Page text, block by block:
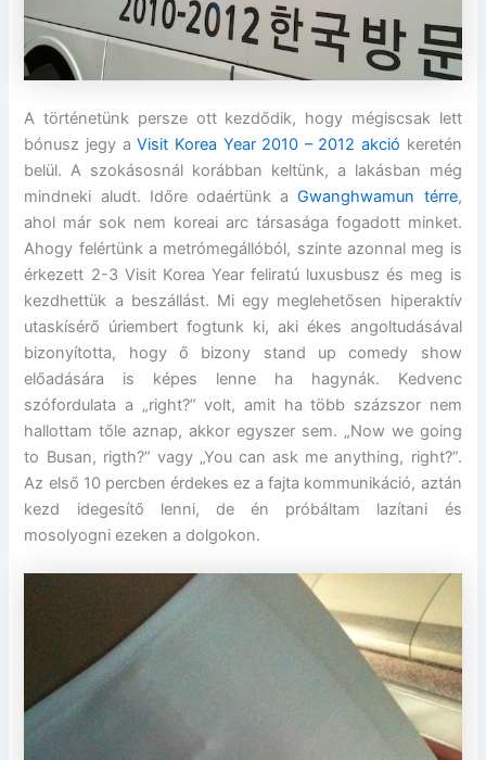
A történetünk persze ott kezdődik, hogy mégiscsak lett
bónusz jegy aVisit Korea Year 2010 – 2012 akció keretén
belül. A szokásosnál korábban keltünk, a lakásban még
mindneki aludt. Időre odaértünk aGwanghwamun térre,
ahol már sok nem koreai arc társasága fogadott minket.
Ahogy felértünk a metrómegállóból, szinte azonnal meg is
érkezett 2-3 Visit Korea Year feliratú luxusbusz és meg is
kezdhettük a beszállást. Mi egy meglehetősen hiperaktív
utaskísérő úriembert fogtunk ki, aki ékes angoltudásával
bizonyította, hogy ő bizony stand up comedy show
előadására is képes lenne ha hagynák. Kedvenc
szófordulata a „right?” volt, amit ha több százszor nem
hallottam tőle aznap, akkor egyszer sem. „Now we going
to Busan, rigth?” vagy „You can ask me anything, right?”.
Az első 10 percben érdekes ez a fajta kommunikáció, aztán
kezd idegesítő lenni, de én próbáltam lazítani és
mosolyogni ezeken a dolgokon.